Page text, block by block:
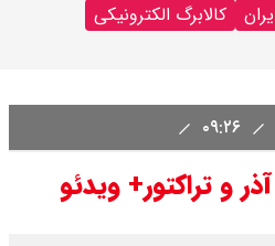
کالابرگ الکترونیکی
و تراکتور+ ویدئو